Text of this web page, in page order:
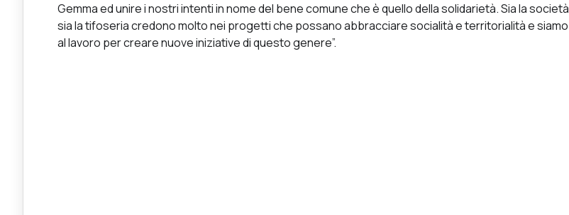
Gemma ed unire i nostri intenti in nome del bene comune che è quello della solidarietà. Sia la società
sia la tifoseria credono molto nei progetti che possano abbracciare socialità e territorialità e siamo
al lavoro per creare nuove iniziative di questo genere”.